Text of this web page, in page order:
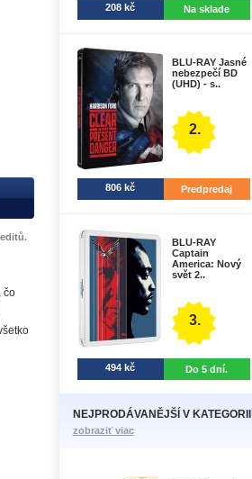
čo
208 kč Na sklade
BLU-RAY Jasné
nebezpečí BD
(UHD) - s..
2.
806 kč Predpredaj
BLU-RAY
Captain
America: Nový
svět 2..
3.
494 kč Do 5 dní.
NEJPRODÁVANĚJŠÍ V KATEGORII
zobraziť viac